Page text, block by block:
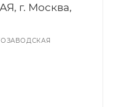
г. Москва,